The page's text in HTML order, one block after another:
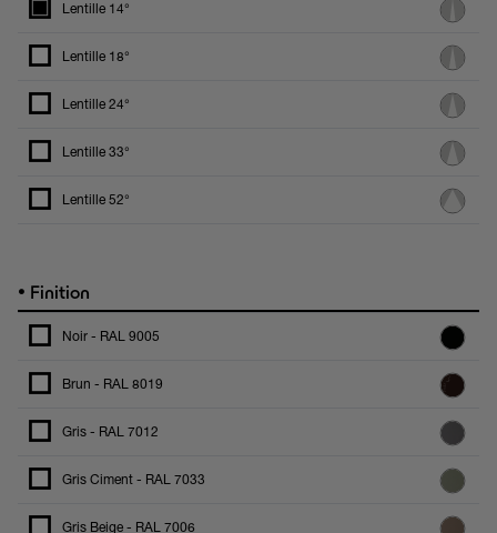
Lentille 14°
Lentille 18°
Lentille 24°
Lentille 33°
Lentille 52°
• Finition
Noir - RAL 9005
Brun - RAL 8019
Gris - RAL 7012
Gris Ciment - RAL 7033
Gris Beige - RAL 7006